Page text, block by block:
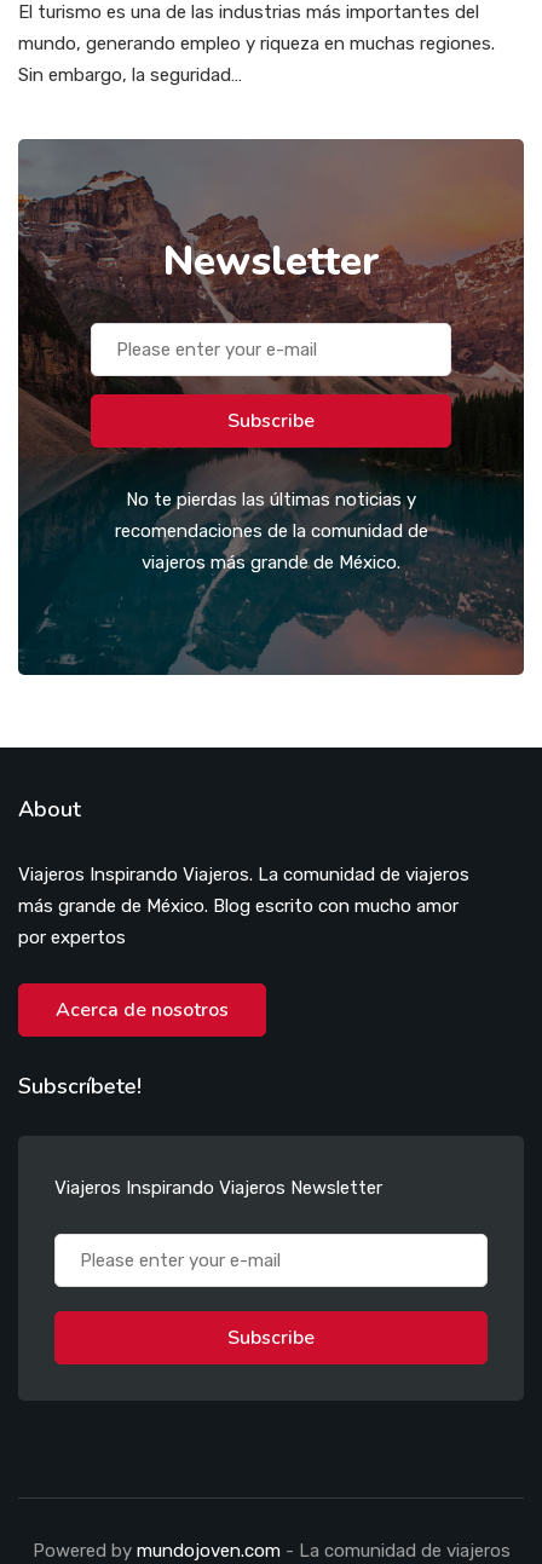
El turismo es una de las industrias más importantes del
mundo, generando empleo y riqueza en muchas regiones.
Sin embargo, la seguridad…
Newsletter
Subscribe
No te pierdas las últimas noticias y
recomendaciones de la comunidad de
viajeros más grande de México.
About
Viajeros Inspirando Viajeros. La comunidad de viajeros
más grande de México. Blog escrito con mucho amor
por expertos
Acerca de nosotros
Subscríbete!
Viajeros Inspirando Viajeros Newsletter
Subscribe
Powered by mundojoven.com- La comunidad de viajeros